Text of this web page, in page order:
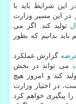
شرایط باید با
در این مسیر وزارت
تولید كند. اگر می
بدانیم كه بطور
گزارش عملكرد
می تواند در بخش
كند و امروز هیچ
در اختیار وزارت
پیگیری خواهم كرد